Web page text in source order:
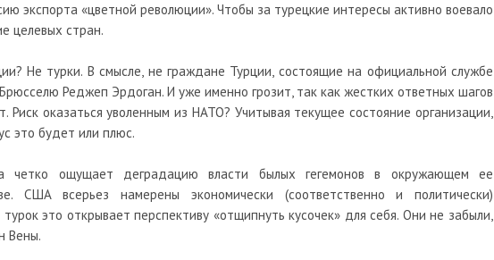
экспорта «цветной революции». Чтобы за турецкие интересы активно воевало
целевых стран.
Не турки. В смысле, не граждане Турции, состоящие на официальной службе
Реджеп Эрдоган. И уже именно грозит, так как жестких ответных шагов
Риск оказаться уволенным из НАТО? Учитывая текущее состояние организации,
это будет или плюс.
четко ощущает деградацию власти былых гегемонов в окружающем ее
США всерьез намерены экономически (соответственно и политически)
это открывает перспективу «отщипнуть кусочек» для себя. Они не забыли,
Вены.